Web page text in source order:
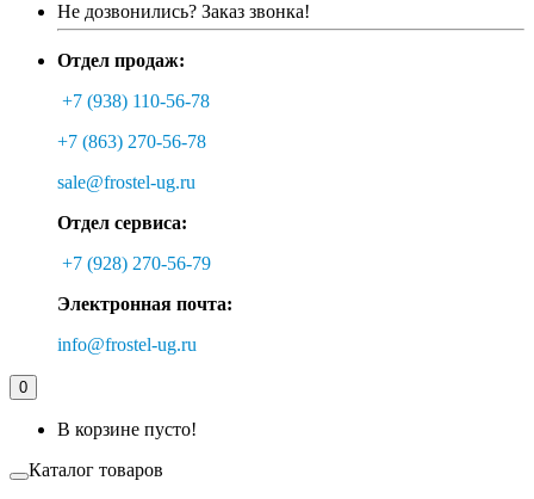
Не дозвонились? Заказ звонка!
Отдел продаж:
+7 (938) 110-56-78
+7 (863) 270-56-78
sale@frostel-ug.ru
Отдел сервиса:
+7 (928) 270-56-79
Электронная почта:
info@frostel-ug.ru
0
В корзине пусто!
Каталог товаров